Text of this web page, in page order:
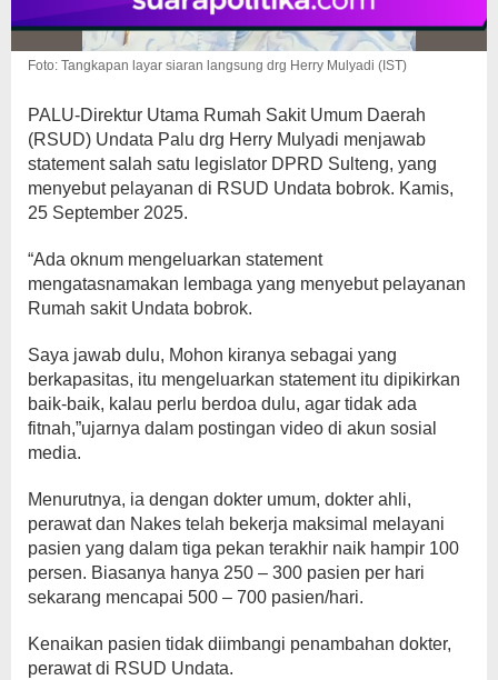
Foto: Tangkapan layar siaran langsung drg Herry Mulyadi (IST)
PALU-Direktur Utama Rumah Sakit Umum Daerah
(RSUD) Undata Palu drg Herry Mulyadi menjawab
statement salah satu legislator DPRD Sulteng, yang
menyebut pelayanan di RSUD Undata bobrok. Kamis,
25 September 2025.
“Ada oknum mengeluarkan statement
mengatasnamakan lembaga yang menyebut pelayanan
Rumah sakit Undata bobrok.
Saya jawab dulu, Mohon kiranya sebagai yang
berkapasitas, itu mengeluarkan statement itu dipikirkan
baik-baik, kalau perlu berdoa dulu, agar tidak ada
fitnah,”ujarnya dalam postingan video di akun sosial
media.
Menurutnya, ia dengan dokter umum, dokter ahli,
perawat dan Nakes telah bekerja maksimal melayani
pasien yang dalam tiga pekan terakhir naik hampir 100
persen. Biasanya hanya 250 – 300 pasien per hari
sekarang mencapai 500 – 700 pasien/hari.
Kenaikan pasien tidak diimbangi penambahan dokter,
perawat di RSUD Undata.